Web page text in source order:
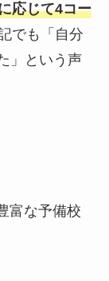
応じて4コー
でも「自分
」という声
富な予備校